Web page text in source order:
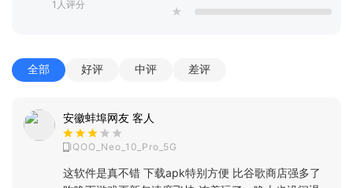
1人评分
★
全部 好评 中评 差评
安徽蚌埠网友 客人
IQOO_Neo_10_Pro_5G
这软件是真不错 下载apk特别方便 比谷歌商店强多了